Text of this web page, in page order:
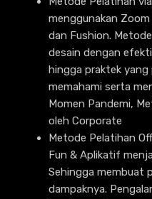
menggunakan
dan Fushion.
desain dengan
hingga praktek
memahami serta
Momen Pandemi,
oleh Corporate
Metode Pelatihan
Fun & Aplikatif
Sehingga membuat
dampaknya.